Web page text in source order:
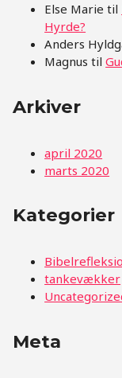
Else Marie til
Hyrde?
Anders
Magnus til
Arkiver
april 2020
marts 2020
Kategorier
tankevækker
Meta